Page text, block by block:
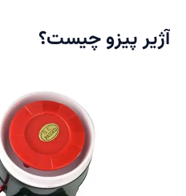
آژیر پیزو چیست؟